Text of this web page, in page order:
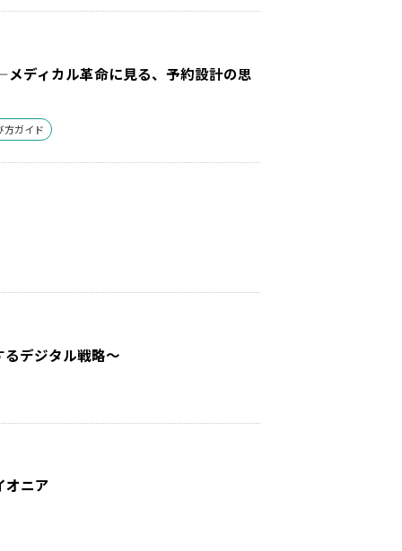
ディカル革命に見る、予約設計の思
方ガイド
デジタル戦略～
オニア